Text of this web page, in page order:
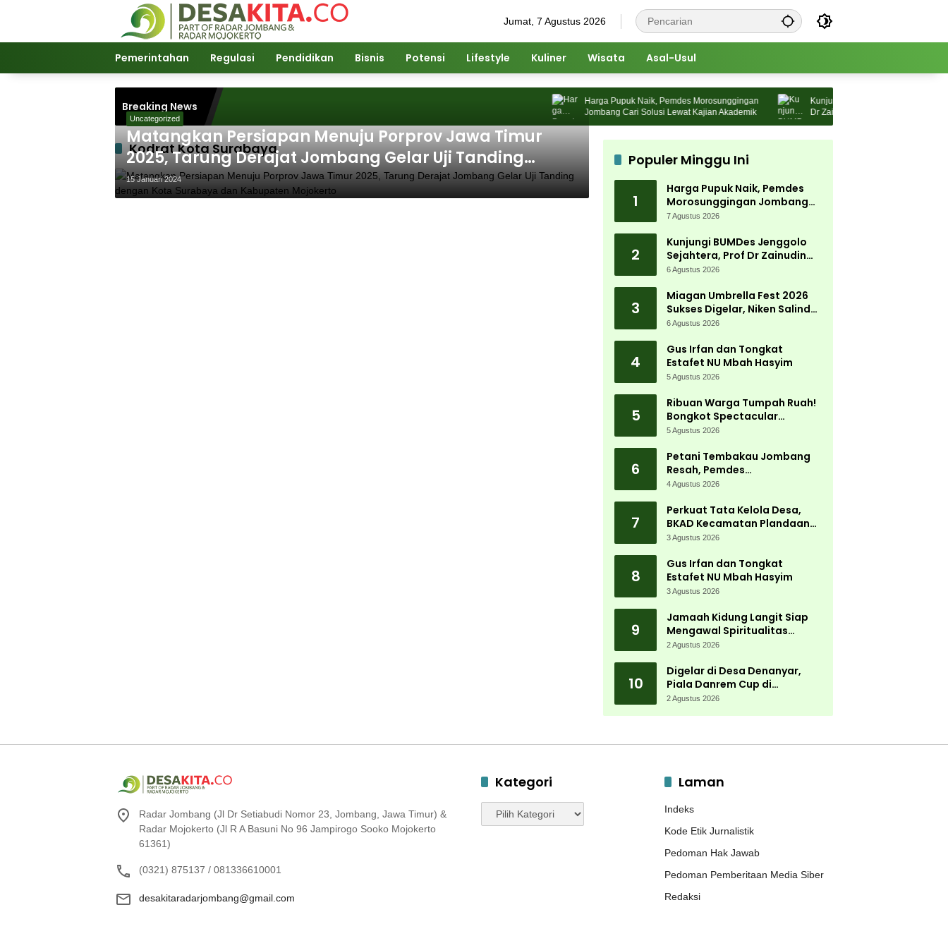
Jumat, 7 Agustus 2026
Pemerintahan Regulasi Pendidikan Bisnis Potensi Lifestyle Kuliner Wisata Asal-Usul
Breaking News
Harga Pupuk Naik, Pemdes Morosunggingan
Jombang Cari Solusi Lewat Kajian Akademik
Kunjungi BUMDes Jenggolo Sejahtera,
Dr Zainudin Maliki: Kita Wujudkan
Kemandirian Ekonomi dengan Potensi
Kodrat Kota Surabaya
Uncategorized
Matangkan Persiapan Menuju Porprov Jawa Timur
2025, Tarung Derajat Jombang Gelar Uji Tanding
dengan Kota Surabaya dan Kabupaten Mojokerto
15 Januari 2024
Populer Minggu Ini
1
Harga Pupuk Naik, Pemdes
Morosunggingan Jombang
Cari Solusi Lewat Kajian
7 Agustus 2026
2
Kunjungi BUMDes Jenggolo
Sejahtera, Prof Dr Zainudin
Maliki: Kita Wujudkan
Potensi Desa
6 Agustus 2026
3
Miagan Umbrella Fest 2026
Sukses Digelar, Niken Salindry
Jadi Magnet Ribuan
6 Agustus 2026
4
Gus Irfan dan Tongkat
Estafet NU Mbah Hasyim
5 Agustus 2026
5
Ribuan Warga Tumpah Ruah!
Bongkot Spectacular
Carnival 2026 Jadi Pesta
Peterongan
5 Agustus 2026
6
Petani Tembakau Jombang
Resah, Pemdes
Tanjungwadung dan Disperta
4 Agustus 2026
7
Perkuat Tata Kelola Desa,
BKAD Kecamatan Plandaan
Gelar Pelatihan Aparatur
3 Agustus 2026
8
Gus Irfan dan Tongkat
Estafet NU Mbah Hasyim
3 Agustus 2026
9
Jamaah Kidung Langit Siap
Mengawal Spiritualitas
Muktamar NU
2 Agustus 2026
10
Digelar di Desa Denanyar,
Piala Danrem Cup di
Jombang Fokus Cetak Bibit
2 Agustus 2026
Radar Jombang (Jl Dr Setiabudi Nomor 23, Jombang, Jawa Timur) &
Radar Mojokerto (Jl R A Basuni No 96 Jampirogo Sooko Mojokerto
61361)
(0321) 875137 / 081336610001
desakitaradarjombang@gmail.com
Kategori
Kategori
Laman
Indeks
Kode Etik Jurnalistik
Pedoman Hak Jawab
Pedoman Pemberitaan Media Siber
Redaksi